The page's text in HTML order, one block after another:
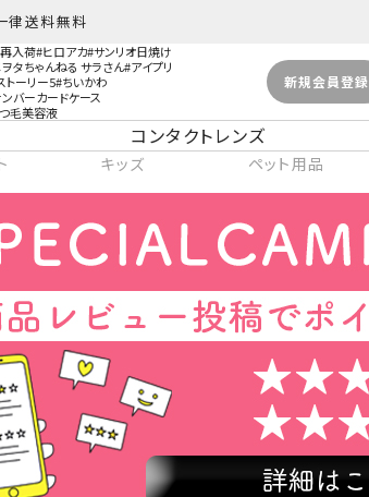
律送料無料
再入荷 ヒロアカ サンリオ日焼け
タちゃんねる サラさん アイプリ
トーリー5 ちいかわ
バーカードケース
毛美容液
新規会員登録
コンタクトレンズ
キッズ ペット用品